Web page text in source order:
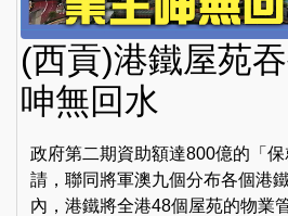
(西貢)港鐵屋苑
呻無回水
政府第二期資助額達800億的「
請，聯同將軍澳九個分布各個港
內，港鐵將全港48個屋苑的物業